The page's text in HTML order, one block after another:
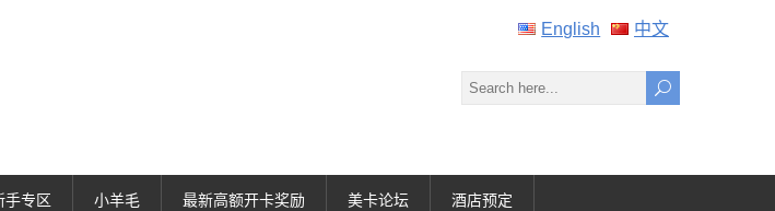
English 中文
手专区 小羊毛 最新高额开卡奖励 美卡论坛 酒店预定